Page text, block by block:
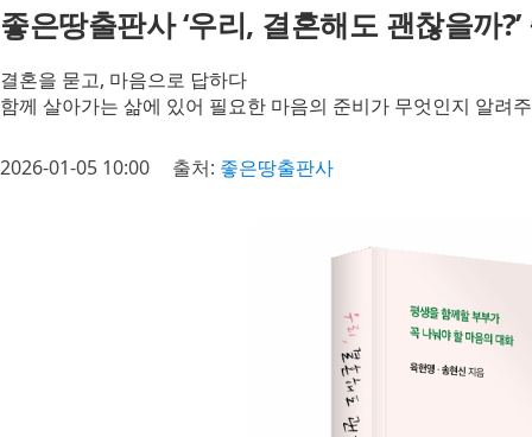
좋은땅출판사 ‘우리, 결혼해도 괜찮을까?’
결혼을 묻고, 마음으로 답하다
함께 살아가는 삶에 있어 필요한 마음의 준비가 무엇인지 알려
2026-01-05 10:00 출처: 좋은땅출판사